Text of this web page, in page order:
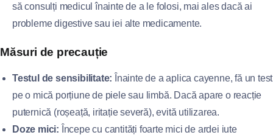
să consulți medicul înainte de a le folosi, mai ales dacă ai
probleme digestive sau iei alte medicamente.
Măsuri de precauție
Testul de sensibilitate: Înainte de a aplica cayenne, fă un test
pe o mică porțiune de piele sau limbă. Dacă apare o reacție
puternică (roșeață, iritație severă), evită utilizarea.
Doze mici: Începe cu cantități foarte mici de ardei iute